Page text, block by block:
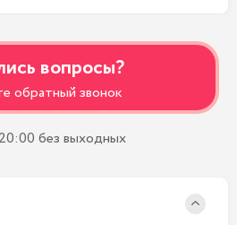
вопросы?
обратный звонок
без выходных